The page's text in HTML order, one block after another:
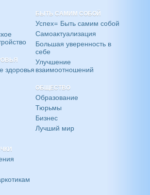
здоровья
БЫТЬ САМИМ СОБОЙ
Успех= Быть самим собой
Самоактуализация
Большая уверенность в
себе
Улучшение
взаимоотношений
ОБЩЕСТВО
Образование
Тюрьмы
Бизнес
Лучший мир